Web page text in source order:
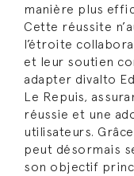
manière plus
Cette réussite
l’étroite
et leur soutien
adapter divalto
Le Repuis,
réussie et une
utilisateurs.
peut désormais
son objectif